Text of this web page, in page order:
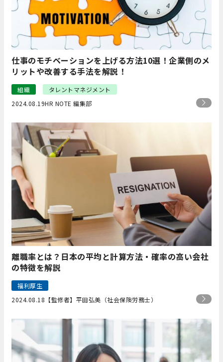
仕事のモチベーションを上げる方法10選！企業側のメ
リットや改善する手法を解説！
組織
タレントマネジメント
2024.08.19HR NOTE 編集部
離職率とは？日本の平均と計算方法・確率の高い会社
の特徴を解説
福利厚生
2024.08.18 【監修者】平田弘美（社会保険労務士）